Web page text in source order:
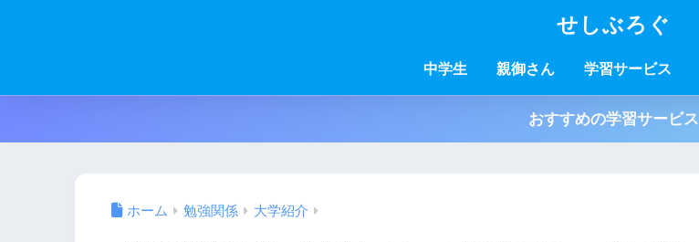
せしぶろぐ
中学生 親御さん 学習サービス
おすすめの学習サービス
ホーム 勉強関係 大学紹介